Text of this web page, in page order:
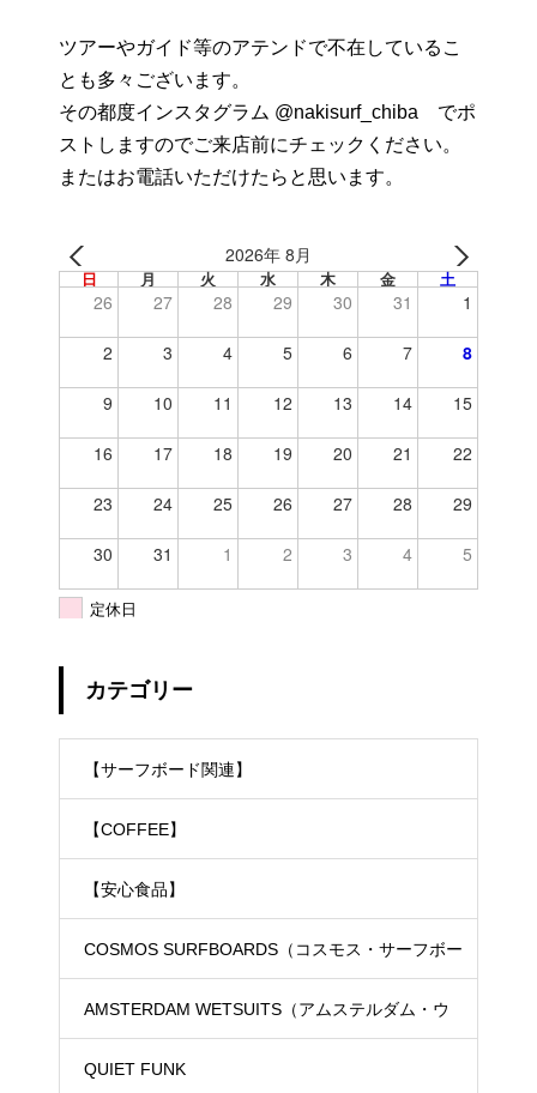
ツアーやガイド等のアテンドで不在しているこ
とも多々ございます。
その都度インスタグラム @nakisurf_chiba でポ
ストしますのでご来店前にチェックください。
またはお電話いただけたらと思います。
2026年 8月
日 月 火 水 木 金 土
26 27 28 29 30 31 1
2 3 4 5 6 7 8
9 10 11 12 13 14 15
16 17 18 19 20 21 22
23 24 25 26 27 28 29
30 31 1 2 3 4 5
定休日
カテゴリー
【サーフボード関連】
【COFFEE】
【安心食品】
COSMOS SURFBOARDS（コスモス・サーフボー
ド）
AMSTERDAM WETSUITS（アムステルダム・ウ
ェットスーツ）
QUIET FUNK